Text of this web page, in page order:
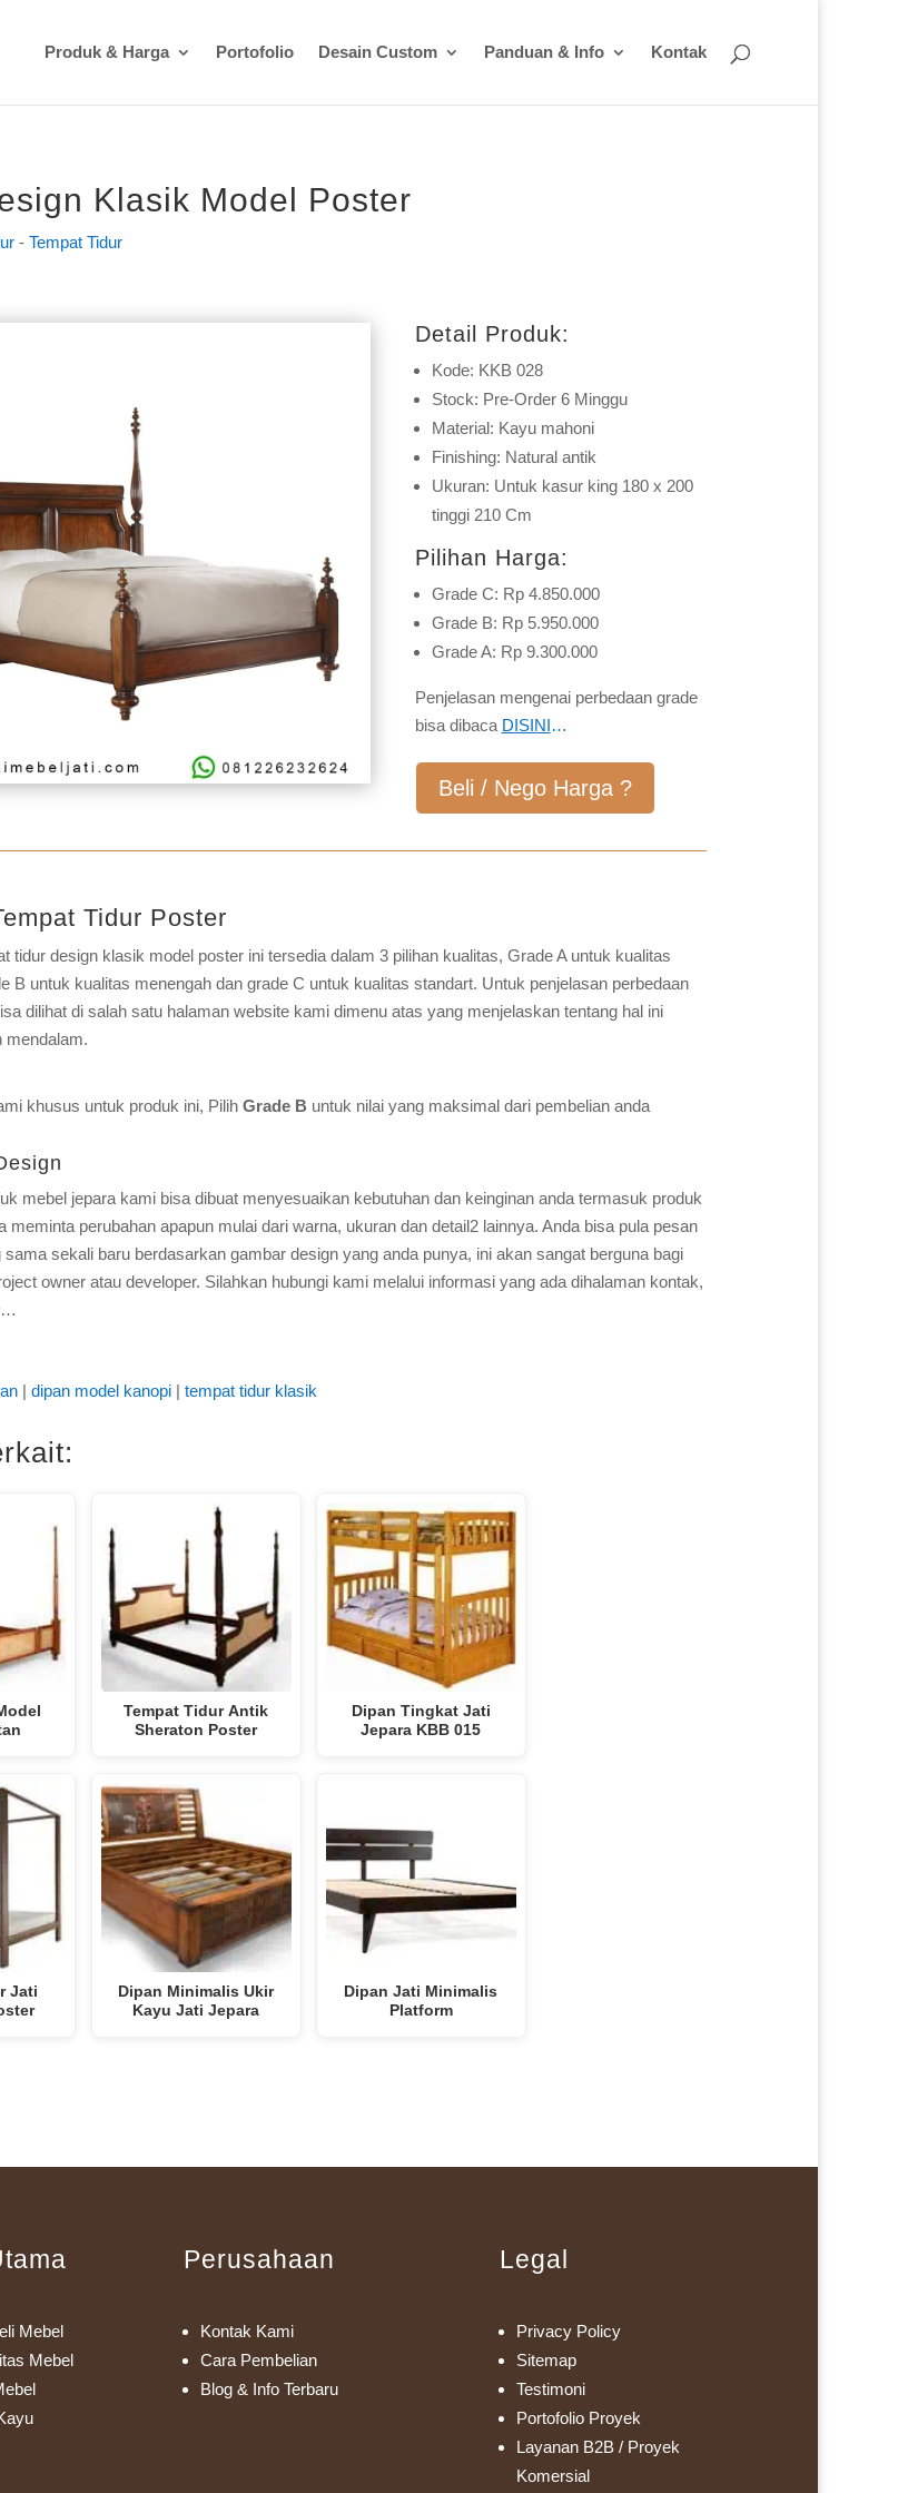
Produk & Harga Portofolio Desain Custom Panduan & Info Kontak
Klasik Model Poster
- Tempat Tidur
Detail Produk:
Kode: KKB 028
Stock: Pre-Order 6 Minggu
Material: Kayu mahoni
Finishing: Natural antik
Ukuran: Untuk kasur king 180 x 200
tinggi 210 Cm
Pilihan Harga:
Grade C: Rp 4.850.000
Grade B: Rp 5.950.000
Grade A: Rp 9.300.000
Penjelasan mengenai perbedaan grade
bisa dibaca DISINI…
Beli / Nego Harga ?
Tidur Poster
tidur design klasik model poster ini tersedia dalam 3 pilihan kualitas, Grade A untuk kualitas
B untuk kualitas menengah dan grade C untuk kualitas standart. Untuk penjelasan perbedaan
dilihat di salah satu halaman website kami dimenu atas yang menjelaskan tentang hal ini
mendalam.
khusus untuk produk ini, Pilih Grade B untuk nilai yang maksimal dari pembelian anda
mebel jepara kami bisa dibuat menyesuaikan kebutuhan dan keinginan anda termasuk produk
meminta perubahan apapun mulai dari warna, ukuran dan detail2 lainnya. Anda bisa pula pesan
sama sekali baru berdasarkan gambar design yang anda punya, ini akan sangat berguna bagi
owner atau developer. Silahkan hubungi kami melalui informasi yang ada dihalaman kontak,
| dipan model kanopi| tempat tidur klasik
Jati
Tempat Tidur Antik
Sheraton Poster
Dipan Minimalis Ukir
Kayu Jati Jepara
Dipan Tingkat Jati
Jepara KBB 015
Dipan Jati Minimalis
Platform
Mebel
Mebel
Perusahaan
Kontak Kami
Cara Pembelian
Blog & Info Terbaru
Legal
Privacy Policy
Sitemap
Testimoni
Portofolio Proyek
Layanan B2B / Proyek
Komersial